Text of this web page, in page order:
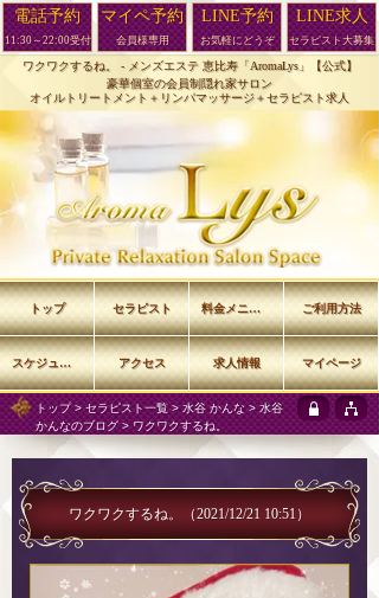
ワクワクするね。 - メンズエステ 恵比寿「AromaLys」【公式】
豪華個室の会員制隠れ家サロン
オイルトリートメント＋リンパマッサージ＋セラピスト求人
トップ> セラピスト一覧 >水谷 かんな > 水谷
かんなのブログ > ワクワクするね。
ワクワクするね。 （2021/12/21 10:51）
トップ セラピスト 料金メニュー ご利用方法
スケジュール アクセス 求人情報 マイページ
電話予約
11:30～22:00受付
マイペ予約
会員様専用
LINE予約
お気軽にどうぞ
LINE求人
セラピスト大募集